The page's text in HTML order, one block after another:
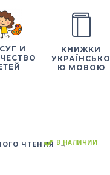
И
КНИЖКИ
УКРАЇНСЬКО
Ю МОВОЮ
ЧТЕНИЯ В НАЛИЧИИ